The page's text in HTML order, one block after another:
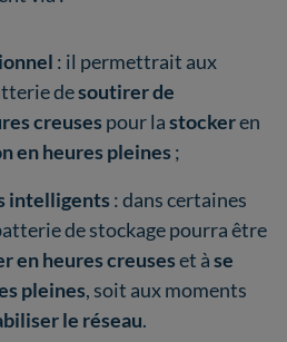
: il permettrait aux
desoutirer de
creuses pour lastockeren
en heures pleines ;
intelligents : dans certaines
de stockage pourra être
en heures creuseset àse
pleines, soit aux moments
le réseau.